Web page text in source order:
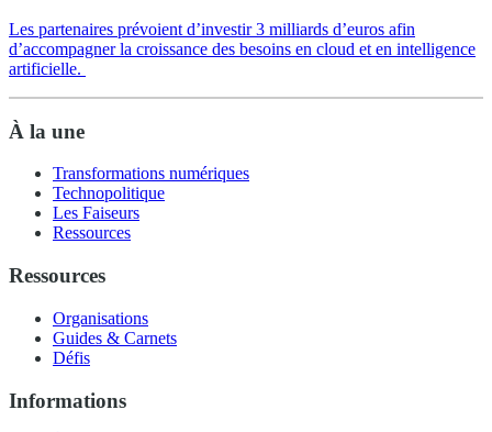
Les partenaires prévoient d’investir 3 milliards d’euros afin
d’accompagner la croissance des besoins en cloud et en intelligence
artificielle.
À la une
Transformations numériques
Technopolitique
Les Faiseurs
Ressources
Ressources
Organisations
Guides & Carnets
Défis
Informations